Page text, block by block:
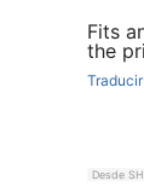
Fits
the
Traducir
Desde